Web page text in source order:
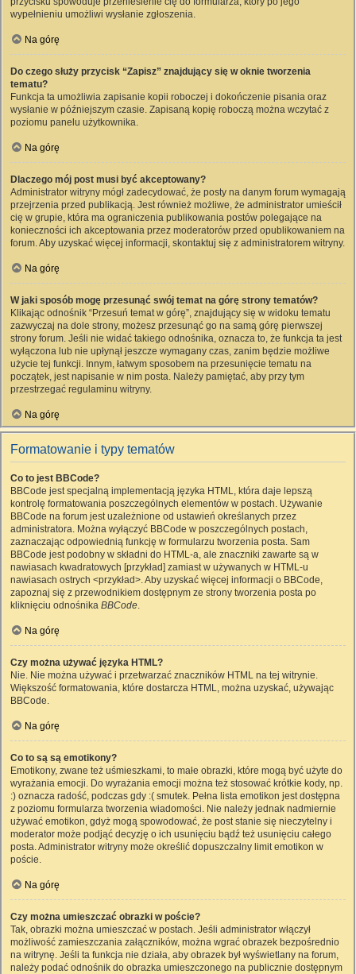
wypełnieniu umożliwi wysłanie zgłoszenia.
Na górę
Do czego służy przycisk “Zapisz” znajdujący się w oknie tworzenia
tematu?
Funkcja ta umożliwia zapisanie kopii roboczej i dokończenie pisania oraz
wysłanie w późniejszym czasie. Zapisaną kopię roboczą można wczytać z
poziomu panelu użytkownika.
Na górę
Dlaczego mój post musi być akceptowany?
Administrator witryny mógł zadecydować, że posty na danym forum wymagają
przejrzenia przed publikacją. Jest również możliwe, że administrator umieścił
cię w grupie, która ma ograniczenia publikowania postów polegające na
konieczności ich akceptowania przez moderatorów przed opublikowaniem na
forum. Aby uzyskać więcej informacji, skontaktuj się z administratorem witryny.
Na górę
W jaki sposób mogę przesunąć swój temat na górę strony tematów?
Klikając odnośnik “Przesuń temat w górę”, znajdujący się w widoku tematu
zazwyczaj na dole strony, możesz przesunąć go na samą górę pierwszej
strony forum. Jeśli nie widać takiego odnośnika, oznacza to, że funkcja ta jest
wyłączona lub nie upłynął jeszcze wymagany czas, zanim będzie możliwe
użycie tej funkcji. Innym, łatwym sposobem na przesunięcie tematu na
początek, jest napisanie w nim posta. Należy pamiętać, aby przy tym
przestrzegać regulaminu witryny.
Na górę
Formatowanie i typy tematów
Co to jest BBCode?
BBCode jest specjalną implementacją języka HTML, która daje lepszą
kontrolę formatowania poszczególnych elementów w postach. Używanie
BBCode na forum jest uzależnione od ustawień określanych przez
administratora. Można wyłączyć BBCode w poszczególnych postach,
zaznaczając odpowiednią funkcję w formularzu tworzenia posta. Sam
BBCode jest podobny w składni do HTML-a, ale znaczniki zawarte są w
nawiasach kwadratowych [przykład] zamiast w używanych w HTML-u
nawiasach ostrych <przykład>. Aby uzyskać więcej informacji o BBCode,
zapoznaj się z przewodnikiem dostępnym ze strony tworzenia posta po
kliknięciu odnośnika BBCode.
Na górę
Czy można używać języka HTML?
Nie. Nie można używać i przetwarzać znaczników HTML na tej witrynie.
Większość formatowania, które dostarcza HTML, można uzyskać, używając
BBCode.
Na górę
Co to są są emotikony?
Emotikony, zwane też uśmieszkami, to małe obrazki, które mogą być użyte do
wyrażania emocji. Do wyrażania emocji można też stosować krótkie kody, np.
:) oznacza radość, podczas gdy :( smutek. Pełna lista emotikon jest dostępna
z poziomu formularza tworzenia wiadomości. Nie należy jednak nadmiernie
używać emotikon, gdyż mogą spowodować, że post stanie się nieczytelny i
moderator może podjąć decyzję o ich usunięciu bądź też usunięciu całego
posta. Administrator witryny może określić dopuszczalny limit emotikon w
poście.
Na górę
Czy można umieszczać obrazki w poście?
Tak, obrazki można umieszczać w postach. Jeśli administrator włączył
możliwość zamieszczania załączników, można wgrać obrazek bezpośrednio
na witrynę. Jeśli ta funkcja nie działa, aby obrazek był wyświetlany na forum,
należy podać odnośnik do obrazka umieszczonego na publicznie dostępnym